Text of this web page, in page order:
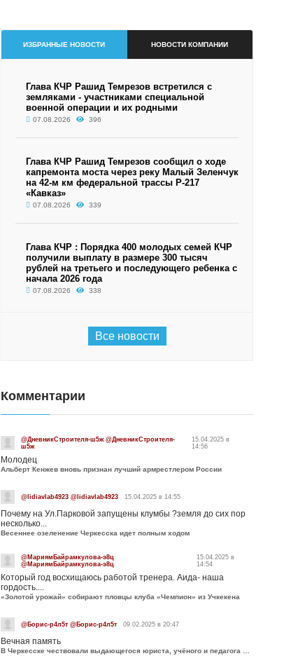
ИЗБРАННЫЕ НОВОСТИ НОВОСТИ КОМПАНИИ
Глава КЧР Рашид Темрезов встретился с
земляками - участниками специальной
военной операции и их родными
07.08.2026 396
Глава КЧР Рашид Темрезов сообщил о ходе
капремонта моста через реку Малый Зеленчук
на 42-м км федеральной трассы Р-217
«Кавказ»
07.08.2026 339
Глава КЧР : Порядка 400 молодых семей КЧР
получили выплату в размере 300 тысяч
рублей на третьего и последующего ребенка с
начала 2026 года
07.08.2026 338
Все новости
Комментарии
@ДневникСтроителя-ш5ж @ДневникСтроителя-
ш5ж
15.04.2025 в
14:56
Молодец
Альберт Кенжев вновь признан лучший армрестлером России
@lidiavlab4923 @lidiavlab4923 15.04.2025 в 14:55
Почему на Ул.Парковой запущены клумбы ?земля до сих пор
несколько...
Весеннее озеленение Черкесска идет полным ходом
@МариямБайрамкулова-э8ц
@МариямБайрамкулова-э8ц
15.04.2025 в
14:54
Который год восхищаюсь работой тренера. Аида- наша
гордость....
«Золотой урожай» собирают пловцы клуба «Чемпион» из Учкекена
@Борис-р4л5т @Борис-р4л5т 09.02.2025 в 20:47
Вечная память